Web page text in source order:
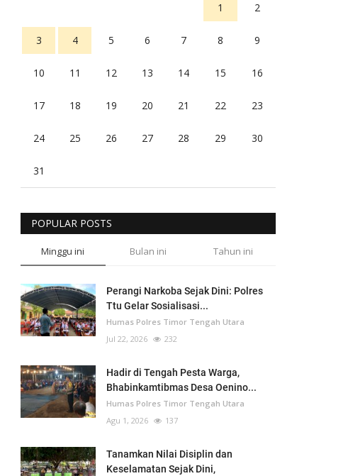
1 2
3 4 5 6 7 8 9
10 11 12 13 14 15 16
17 18 19 20 21 22 23
24 25 26 27 28 29 30
31
POPULAR POSTS
Minggu ini Bulan ini Tahun ini
Perangi Narkoba Sejak Dini: Polres
Ttu Gelar Sosialisasi...
Humas Polres Timor Tengah Utara
Jul 22, 2026
232
Hadir di Tengah Pesta Warga,
Bhabinkamtibmas Desa Oenino...
Humas Polres Timor Tengah Utara
Agu 1, 2026
137
Tanamkan Nilai Disiplin dan
Keselamatan Sejak Dini,